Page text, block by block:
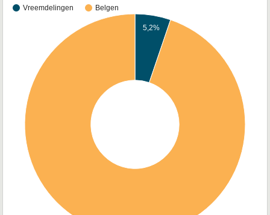
Vreemdelingen Belgen
5,2%